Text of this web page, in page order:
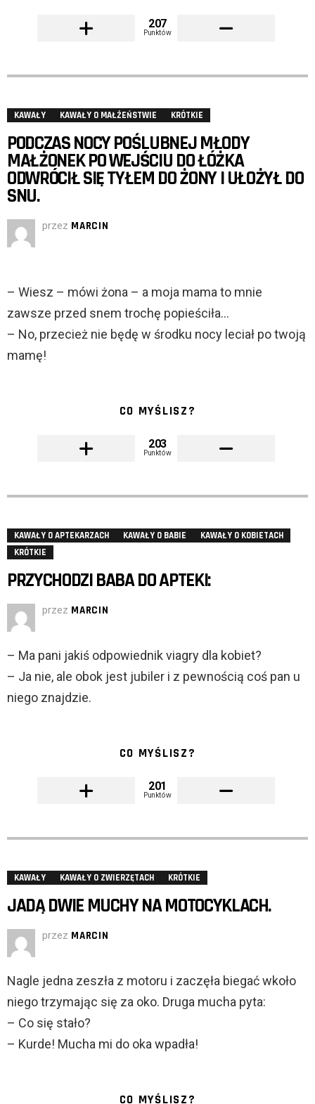
207
Punktów
KAWAŁY KAWAŁY O MAŁŻEŃSTWIE KRÓTKIE
PODCZAS NOCY POŚLUBNEJ MŁODY
MAŁŻONEK PO WEJŚCIU DO ŁÓŻKA
ODWRÓCIŁ SIĘ TYŁEM DO ŻONY I UŁOŻYŁ DO
SNU.
przez MARCIN
– Wiesz – mówi żona – a moja mama to mnie
zawsze przed snem trochę popieściła…
– No, przecież nie będę w środku nocy leciał po twoją
mamę!
CO MYŚLISZ?
203
Punktów
KAWAŁY O APTEKARZACH KAWAŁY O BABIE
KAWAŁY O KOBIETACH
KRÓTKIE
PRZYCHODZI BABA DO APTEKI:
przez MARCIN
– Ma pani jakiś odpowiednik viagry dla kobiet?
– Ja nie, ale obok jest jubiler i z pewnością coś pan u
niego znajdzie.
CO MYŚLISZ?
201
Punktów
KAWAŁY KAWAŁY O ZWIERZĘTACH KRÓTKIE
JADĄ DWIE MUCHY NA MOTOCYKLACH.
przez MARCIN
Nagle jedna zeszła z motoru i zaczęła biegać wkoło
niego trzymając się za oko. Druga mucha pyta:
– Co się stało?
– Kurde! Mucha mi do oka wpadła!
CO MYŚLISZ?